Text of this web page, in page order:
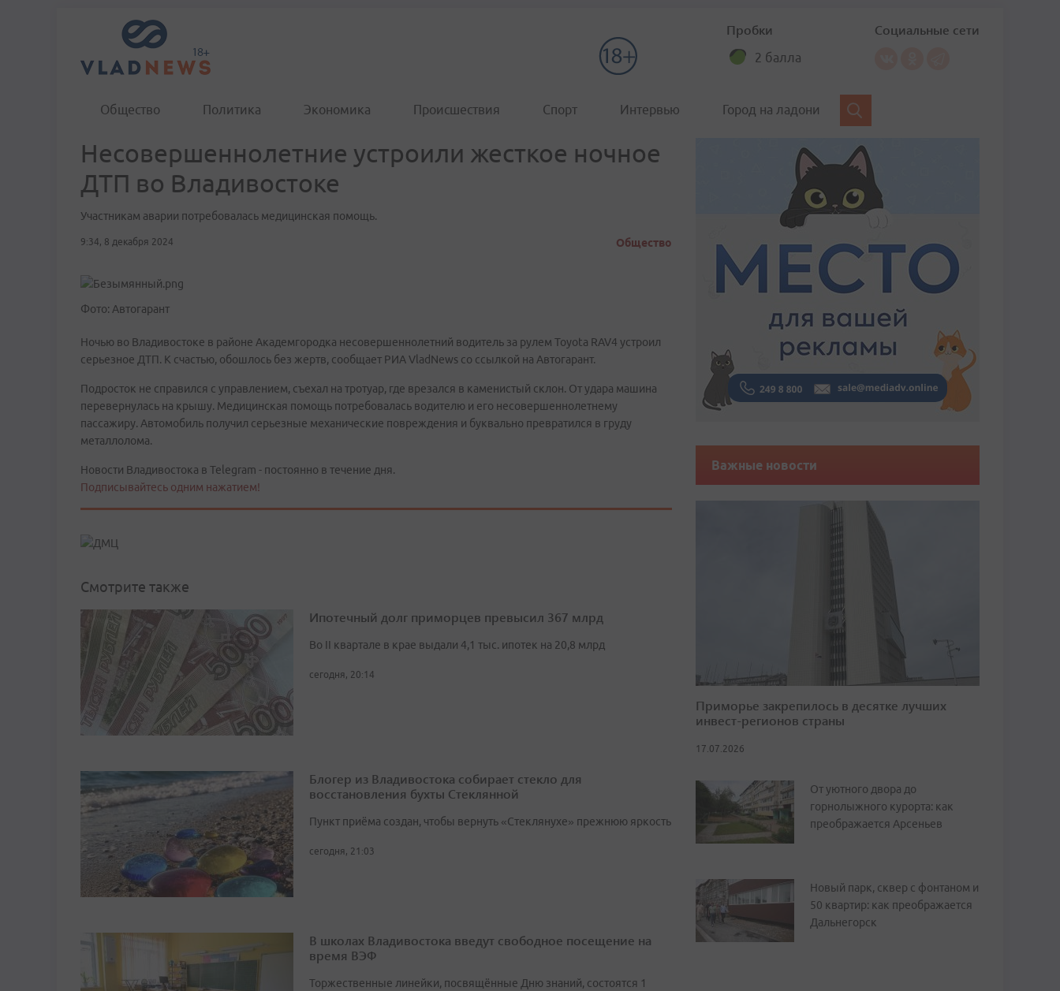
Пробки
2 балла
Социальные сети
Общество Политика Экономика Происшествия Спорт Интервью Город на ладони
Несовершеннолетние устроили жесткое ночное
ДТП во Владивостоке
Участникам аварии потребовалась медицинская помощь.
9:34, 8 декабря 2024 Общество
Фото: Автогарант
Ночью во Владивостоке в районе Академгородка несовершеннолетний водитель за рулем Toyota RAV4 устроил
серьезное ДТП. К счастью, обошлось без жертв, сообщает РИА VladNews со ссылкой на Автогарант.
Подросток не справился с управлением, съехал на тротуар, где врезался в каменистый склон. От удара машина
перевернулась на крышу. Медицинская помощь потребовалась водителю и его несовершеннолетнему
пассажиру. Автомобиль получил серьезные механические повреждения и буквально превратился в груду
металлолома.
Новости Владивостока в Telegram - постоянно в течение дня.
Подписывайтесь одним нажатием!
Смотрите также
Ипотечный долг приморцев превысил 367 млрд
Во II квартале в крае выдали 4,1 тыс. ипотек на 20,8 млрд
сегодня, 20:14
Блогер из Владивостока собирает стекло для
восстановления бухты Стеклянной
Пункт приёма создан, чтобы вернуть «Стеклянухе» прежнюю яркость
сегодня, 21:03
В школах Владивостока введут свободное посещение на
время ВЭФ
Торжественные линейки, посвящённые Дню знаний, состоятся 1
Важные новости
Приморье закрепилось в десятке лучших
инвест-регионов страны
17.07.2026
От уютного двора до
горнолыжного курорта: как
преображается Арсеньев
Новый парк, сквер с фонтаном и
50 квартир: как преображается
Дальнегорск